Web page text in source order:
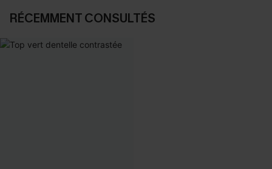
RÉCEMMENT CONSULTÉS